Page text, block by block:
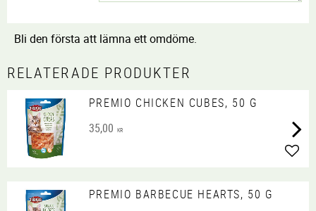
Bli den första att lämna ett omdöme.
RELATERADE PRODUKTER
PREMIO CHICKEN CUBES, 50 G
35,00 KR
PREMIO BARBECUE HEARTS, 50 G